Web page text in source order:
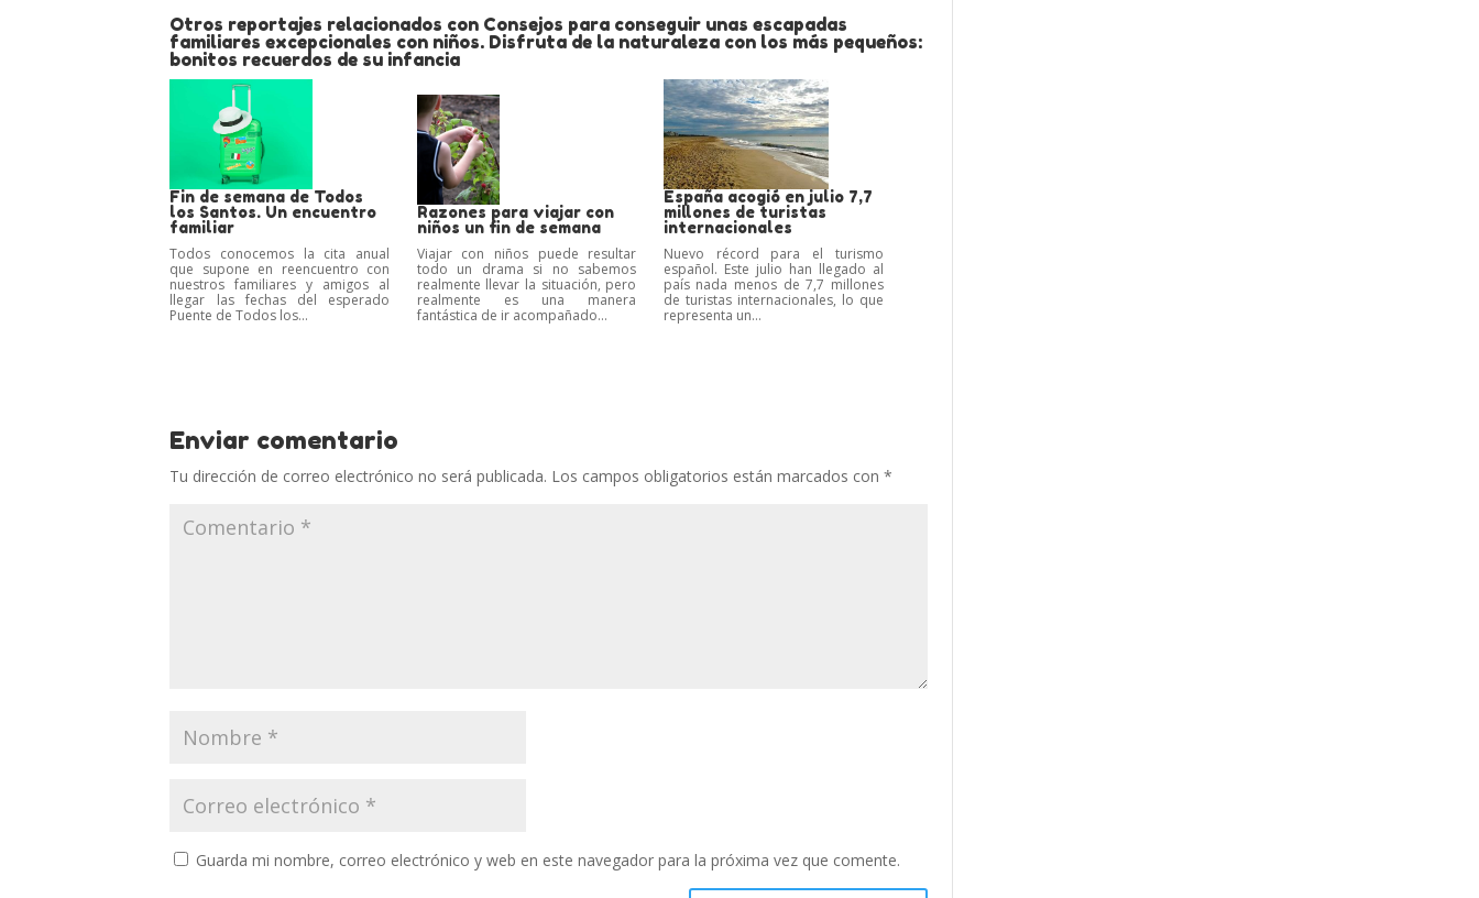
Otros reportajes relacionados con Consejos para conseguir unas escapadas
familiares excepcionales con niños. Disfruta de la naturaleza con los más pequeños:
bonitos recuerdos de su infancia
Fin de semana de Todos
los Santos. Un encuentro
familiar
Todos conocemos la cita anual
que supone en reencuentro con
nuestros familiares y amigos al
llegar las fechas del esperado
Puente de Todos los...
Razones para viajar con
niños un fin de semana
Viajar con niños puede resultar
todo un drama si no sabemos
realmente llevar la situación, pero
realmente es una manera
fantástica de ir acompañado...
España acogió en julio 7,7
millones de turistas
internacionales
Nuevo récord para el turismo
español. Este julio han llegado al
país nada menos de 7,7 millones
de turistas internacionales, lo que
representa un...
Enviar comentario
Tu dirección de correo electrónico no será publicada. Los campos obligatorios están marcados con*
Guarda mi nombre, correo electrónico y web en este navegador para la próxima vez que comente.